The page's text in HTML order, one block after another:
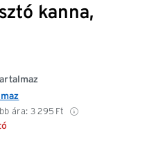
kanna,
ára: 3 295 Ft